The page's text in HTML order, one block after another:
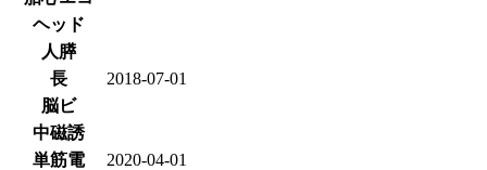
ヘッド
人膵
長
2018-07-01
脳ビ
中磁誘
単筋電
2020-04-01